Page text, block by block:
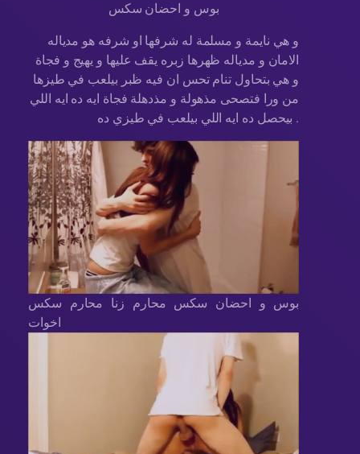
بوس و احضان سكس
و هي نايمة و مسلمة له شرفها او شرفه هو مدياله
الامان و مدياله ظهرها زبره يقف عليها و يهيج و فجاة
و هي بتحاول تنام تحس ان فيه ظبر بيلعب في طيزها
من ورا فتصحى مذهولة و مذدهلة فجاة ايه ده ايه اللي
بيحصل ده ايه اللي بيلعب في طيزي ده .
بوس و احضان سكس محارم زنا محارم سكس
اخوات